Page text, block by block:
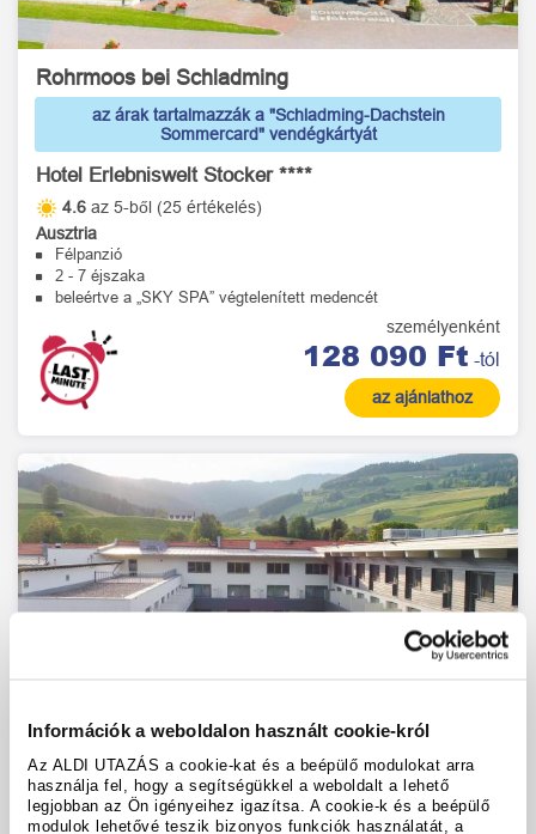
Információk a weboldalon használt cookie-król
Az ALDI UTAZÁS a cookie-kat és a beépülő modulokat arra
használja fel, hogy a segítségükkel a weboldalt a lehető
legjobban az Ön igényeihez igazítsa. A cookie-k és a beépülő
modulok lehetővé teszik bizonyos funkciók használatát, a
Rohrmoos bei Schladming
az árak tartalmazzák a "Schladming-Dachstein
Sommercard" vendégkártyát
Hotel Erlebniswelt Stocker ****
4.6 az 5-ből (25 értékelés)
Ausztria
Félpanzió
2 - 7 éjszaka
beleértve a „SKY SPA” végtelenített medencét
személyenként
128 090 Ft -tól
az ajánlathoz